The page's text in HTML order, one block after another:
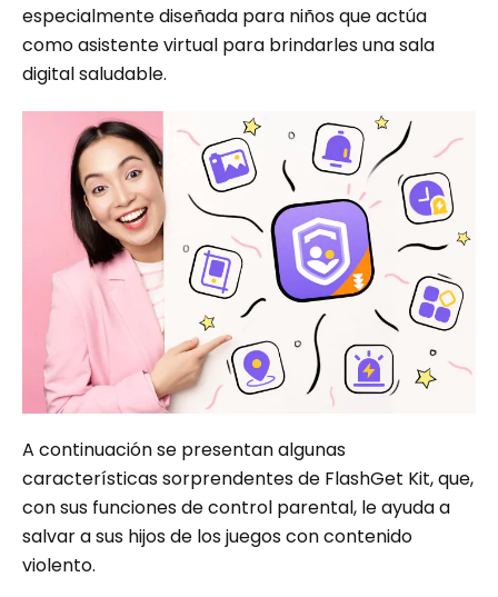
especialmente diseñada para niños que actúa
como asistente virtual para brindarles una sala
digital saludable.
A continuación se presentan algunas
características sorprendentes de FlashGet Kit, que,
con sus funciones de control parental, le ayuda a
salvar a sus hijos de los juegos con contenido
violento.